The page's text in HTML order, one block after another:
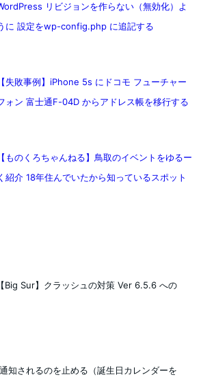
リビジョンを作らない（無効化）よ
に 設定をwp-config.php に追記する
【失敗事例】iPhone 5s にドコモ フューチャー
ォン 富士通F-04D からアドレス帳を移行する
【ものくろちゃんねる】鳥取のイベントをゆるー
紹介 18年住んでいたから知っているスポット
Big Sur】クラッシュの対策 Ver 6.5.6 への
知されるのを止める（誕生日カレンダーを